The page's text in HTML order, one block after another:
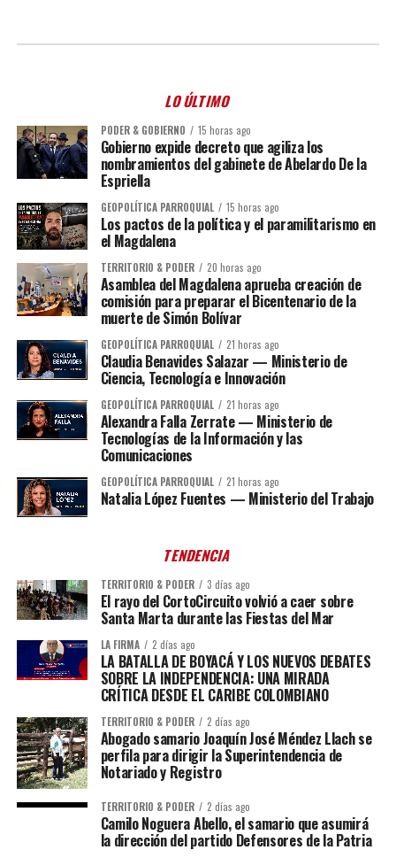
LO ÚLTIMO
PODER & GOBIERNO 15 horas ago
Gobierno expide decreto que agiliza los
nombramientos del gabinete de Abelardo De la
Espriella
GEOPOLÍTICA PARROQUIAL 15 horas ago
Los pactos de la política y el paramilitarismo en
el Magdalena
TERRITORIO & PODER 20 horas ago
Asamblea del Magdalena aprueba creación de
comisión para preparar el Bicentenario de la
muerte de Simón Bolívar
GEOPOLÍTICA PARROQUIAL 21 horas ago
Claudia Benavides Salazar — Ministerio de
Ciencia, Tecnología e Innovación
GEOPOLÍTICA PARROQUIAL 21 horas ago
Alexandra Falla Zerrate — Ministerio de
Tecnologías de la Información y las
Comunicaciones
GEOPOLÍTICA PARROQUIAL 21 horas ago
Natalia López Fuentes — Ministerio del Trabajo
TENDENCIA
TERRITORIO & PODER 3 días ago
El rayo del CortoCircuito volvió a caer sobre
Santa Marta durante las Fiestas del Mar
LA FIRMA 2 días ago
LA BATALLA DE BOYACÁ Y LOS NUEVOS DEBATES
SOBRE LA INDEPENDENCIA: UNA MIRADA
CRÍTICA DESDE EL CARIBE COLOMBIANO
TERRITORIO & PODER 2 días ago
Abogado samario Joaquín José Méndez Llach se
perfila para dirigir la Superintendencia de
Notariado y Registro
TERRITORIO & PODER 2 días ago
Camilo Noguera Abello, el samario que asumirá
la dirección del partido Defensores de la Patria